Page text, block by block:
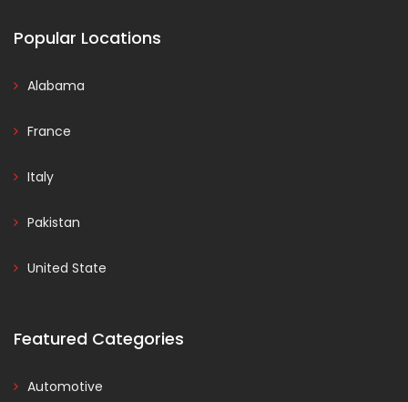
Popular Locations
Alabama
France
Italy
Pakistan
United State
Featured Categories
Automotive